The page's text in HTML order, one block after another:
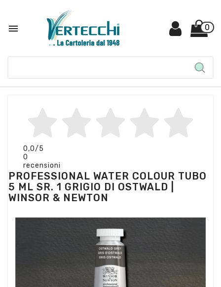
 0
0,0/5
0
recensioni
PROFESSIONAL WATER COLOUR TUBO
5 ML SR. 1 GRIGIO DI OSTWALD |
WINSOR & NEWTON